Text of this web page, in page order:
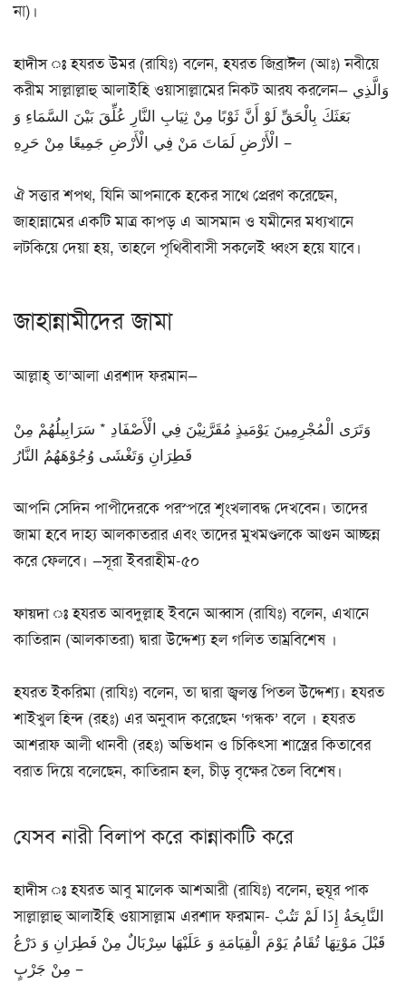
না)।
হাদীস ঃহযরত উমর (রাযিঃ) বলেন, হযরত জিব্রাঈল (আঃ) নবীয়ে
করীম সাল্লাল্লাহু আলাইহি ওয়াসাল্লামের নিকট আরয করলেন— وَالَّذِي
بَعَثَكَ بِالْحَقِّ لَوْ أَنَّ ثَوْبًا مِنْ ثِيَابِ النَّارِ عُلِّقَ بَيْنَ السَّمَاءِ وَ
الْأَرْضِ لَمَاتَ مَنْ فِي الْأَرْضِ جَمِيعًا مِنْ حَرِهِ –
ঐ সত্তার শপথ, যিনি আপনাকে হকের সাথে প্রেরণ করেছেন,
জাহান্নামের একটি মাত্র কাপড় এ আসমান ও যমীনের মধ্যখানে
লটকিয়ে দেয়া হয়, তাহলে পৃথিবীবাসী সকলেই ধ্বংস হয়ে যাবে।
জাহান্নামীদের জামা
আল্লাহ্ তা’আলা এরশাদ ফরমান—
وَتَرَى الْمُجْرِمِينَ يَوْمَيذٍ مُقَرَّنِيْنَ فِي الْأَصْفَادِ * سَرَابِيلُهُمْ مِنْ
قَطِرَانِ وَتَغْشَى وُجُوْهَهُمُ النَّارُ
আপনি সেদিন পাপীদেরকে পরস্পরে শৃংখলাবদ্ধ দেখবেন। তাদের
জামা হবে দাহ্য আলকাতরার এবং তাদের মুখমণ্ডলকে আগুন আচ্ছন্ন
করে ফেলবে। —সূরা ইবরাহীম-৫০
ফায়দা ঃহযরত আবদুল্লাহ ইবনে আব্বাস (রাযিঃ) বলেন, এখানে
কাতিরান (আলকাতরা) দ্বারা উদ্দেশ্য হল গলিত তাম্রবিশেষ ।
হযরত ইকরিমা (রাযিঃ) বলেন, তা দ্বারা জ্বলন্ত পিতল উদ্দেশ্য। হযরত
শাইখুল হিন্দ (রহঃ) এর অনুবাদ করেছেন ‘গন্ধক’ বলে । হযরত
আশরাফ আলী থানবী (রহঃ) অভিধান ও চিকিৎসা শাস্ত্রের কিতাবের
বরাত দিয়ে বলেছেন, কাতিরান হল, চীড় বৃক্ষের তৈল বিশেষ।
যেসব নারী বিলাপ করে কান্নাকাটি করে
হাদীস ঃহযরত আবু মালেক আশআরী (রাযিঃ) বলেন, হুযূর পাক
সাল্লাল্লাহু আলাইহি ওয়াসাল্লাম এরশাদ ফরমান- النَّابِحَةُ إِذَا لَمْ تَتُبْ
قَبْلَ مَوْتِهَا تُقَامُ يَوْمَ الْقِيَامَةِ وَ عَلَيْهَا سِرْبَالٌ مِنْ فَطِرَانِ وَ دَرْعُ
مِنْ جَرْبٍ –